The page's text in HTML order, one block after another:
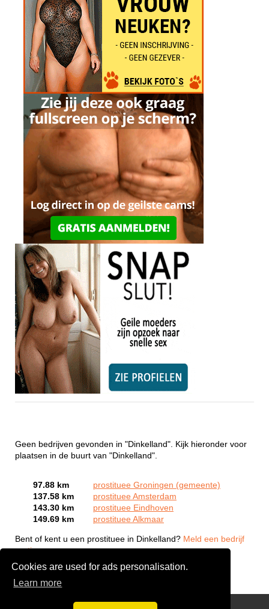
Cookies are used for ads personalisation.
Learn more
Geen bedrijven gevonden in "Dinkelland". Kijk hieronder voor
plaatsen in de buurt van "Dinkelland".
97.88 km
prostituee Groningen (gemeente)
137.58 km
prostituee Amsterdam
143.30 km
prostituee Eindhoven
149.69 km
prostituee Alkmaar
Bent of kent u een prostituee in Dinkelland? Meld een bedrijf
gratis aan